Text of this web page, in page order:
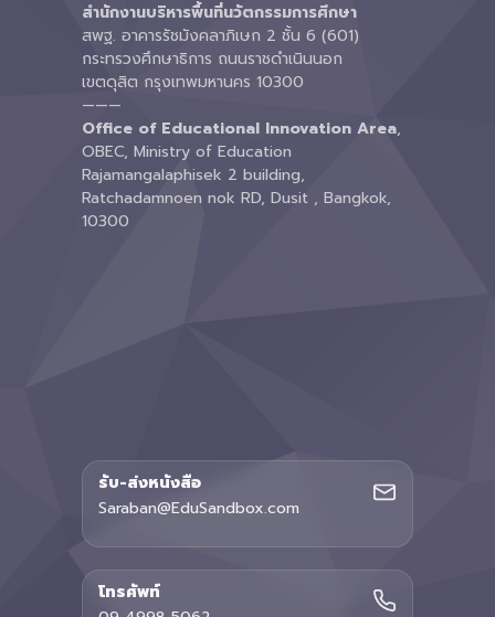
สำนักงานบริหารพื้นที่นวัตกรรมการศึกษา
สพฐ. อาคารรัชมังคลาภิเษก 2 ชั้น 6 (601)
กระทรวงศึกษาธิการ ถนนราชดำเนินนอก
เขตดุสิต กรุงเทพมหานคร 10300
———
Office of Educational Innovation Area,
OBEC, Ministry of Education
Rajamangalaphisek 2 building,
Ratchadamnoen nok RD, Dusit , Bangkok,
10300
รับ-ส่งหนังสือ
Saraban@EduSandbox.com
โทรศัพท์